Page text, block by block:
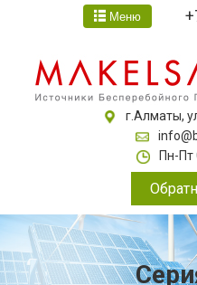
Меню
г.Алматы,
Пн-Пт